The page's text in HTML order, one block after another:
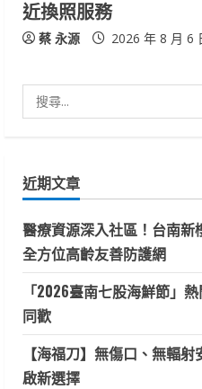
近換照服務
蔡 永源 2026 年 8 月 6
尋
字:
近期文章
醫療資源深入社區！台南
全方位高齡友善防護網
「2026臺南七股海鮮節」
同歡
【海福刀】無傷口、無輻
啟新選擇